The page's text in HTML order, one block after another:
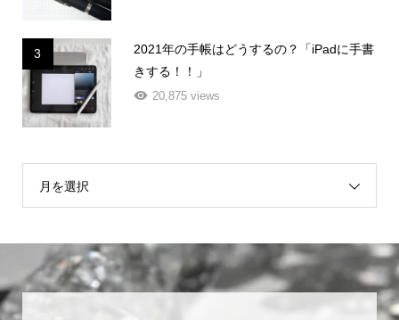
3
2021年の手帳はどうするの？「iPadに手書
きする！！」
20,875 views
月を選択